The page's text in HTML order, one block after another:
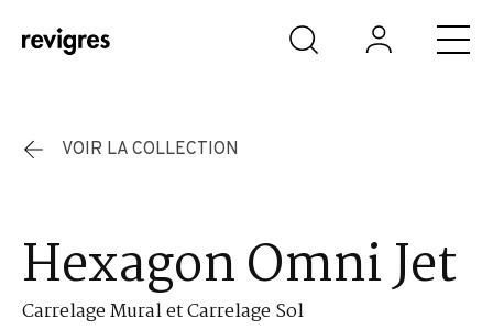
Aller au contenu principal
VOIR LA COLLECTION
Hexagon Omni Jet
Carrelage Mural et Carrelage Sol